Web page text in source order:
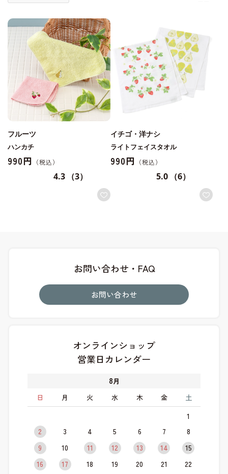
フルーツ
ハンカチ
990円
4.3 （3）
イチゴ・洋ナシ
ライトフェイスタオル
990円
5.0 （6）
お問い合わせ・FAQ
お問い合わせ
オンラインショップ
営業日カレンダー
8月
日
月 火 水 木 金 土
1
2
3 4 5 6 7
8
9
10 11 12 13 14
15
16
17 18 19 20 21
22